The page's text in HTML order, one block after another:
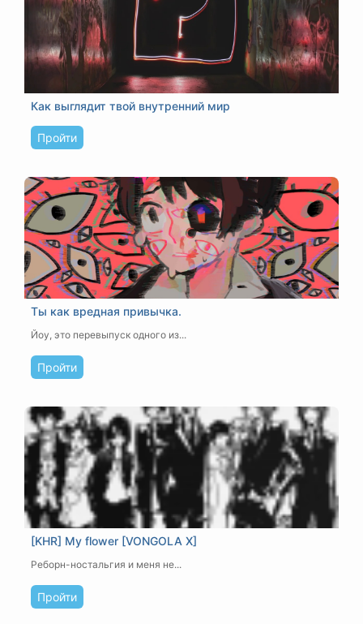
Как выглядит твой внутренний мир
Пройти
Ты как вредная привычка.
Йоу, это перевыпуск одного из...
Пройти
[KHR] My flower [VONGOLA X]
Реборн-ностальгия и меня не...
Пройти